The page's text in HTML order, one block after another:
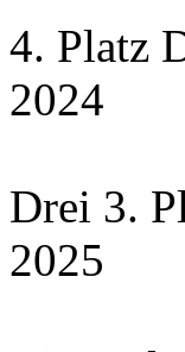
4. Platz
2024
Drei 3.
2025